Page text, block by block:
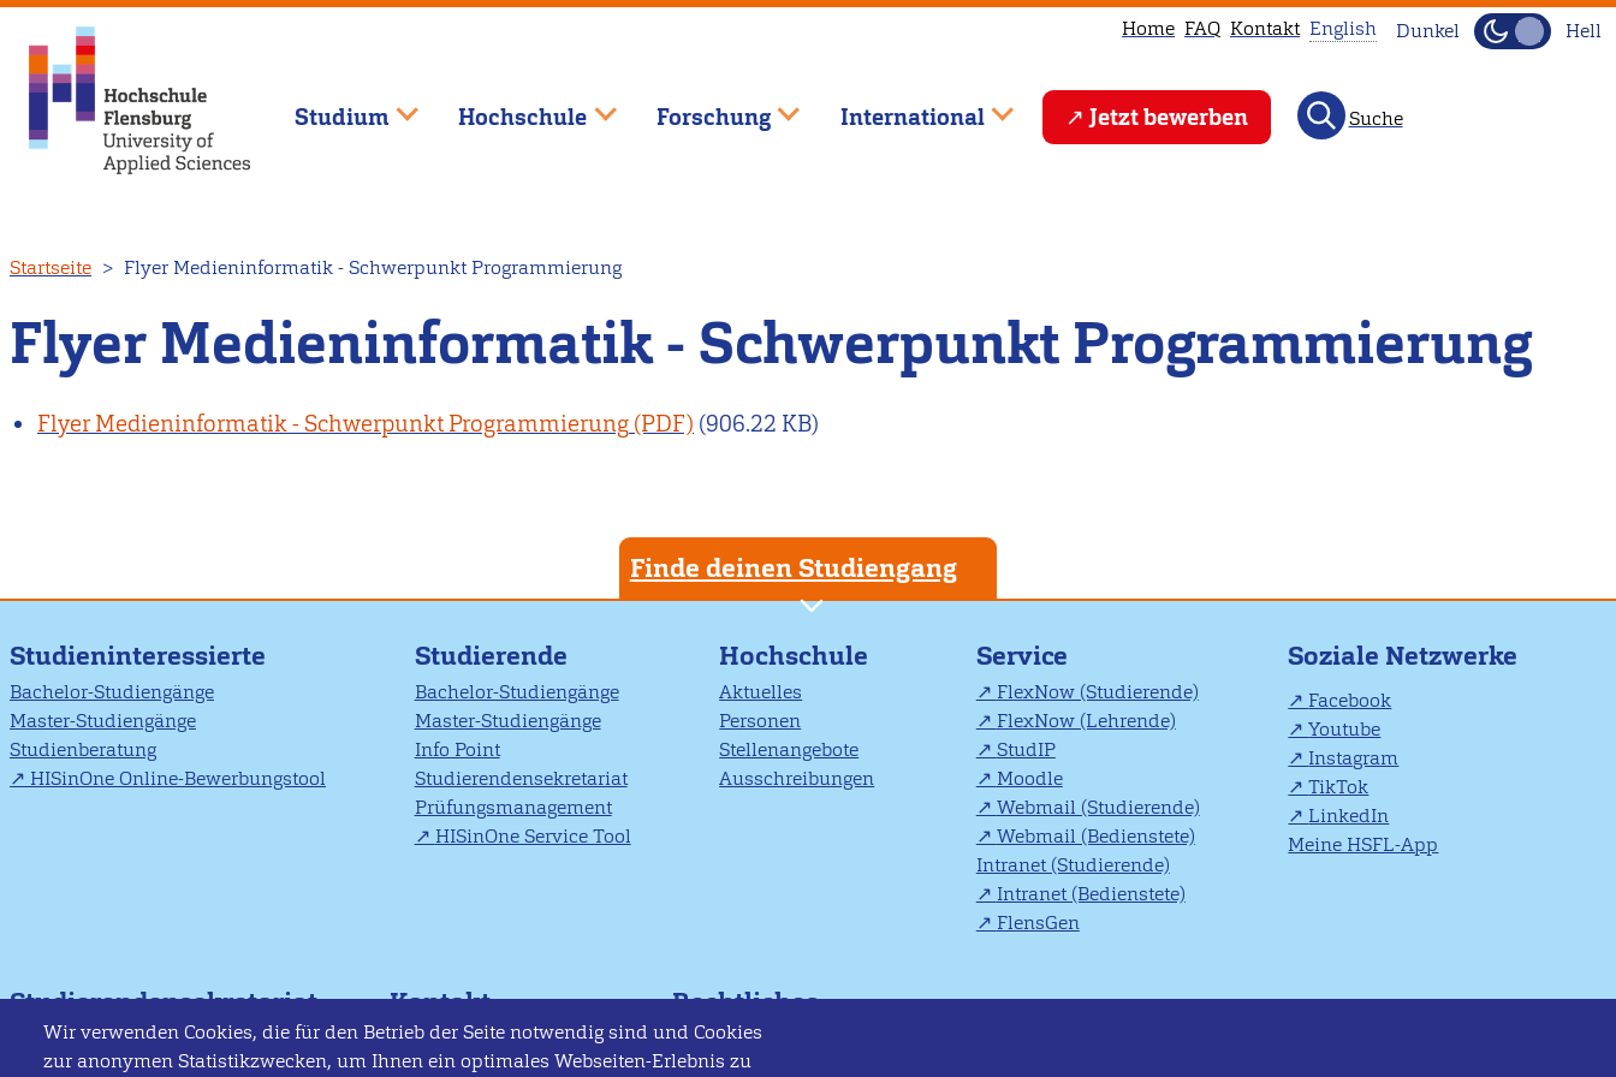
zum
Inhalt
Home FAQ Kontakt
This
page
Head
to
English Dunkel Hell
Studium Hochschule Forschung International Jetzt bewerben Suche
Startseite Flyer Medieninformatik - Schwerpunkt Programmierung
Flyer Medieninformatik - Schwerpunkt Programmierung
Flyer Medieninformatik - Schwerpunkt Programmierung (906.22 KB)
Finde deinen Studiengang
Studieninteressierte
Bachelor-Studiengänge
Master-Studiengänge
Studienberatung
HISinOne Online-Bewerbungstool
Studierende
Bachelor-Studiengänge
Master-Studiengänge
Info Point
Studierendensekretariat
Prüfungsmanagement
HISinOne Service Tool
Hochschule
Aktuelles
Personen
Stellenangebote
Ausschreibungen
Service
FlexNow (Studierende)
FlexNow (Lehrende)
StudIP
Moodle
Webmail (Studierende)
Webmail (Bedienstete)
Intranet (Studierende)
Intranet (Bedienstete)
FlensGen
Soziale Netzwerke
Facebook
Youtube
Instagram
TikTok
LinkedIn
Meine HSFL-App
Wir verwenden Cookies, die für den Betrieb der Seite notwendig sind und Cookies
zur anonymen Statistikzwecken, um Ihnen ein optimales Webseiten-Erlebnis zu
Studierendensekretariat
studierendensekretariat@hs-flensburg.de
Kontakt
Hochschule Flensburg
Rechtliches
Impressum